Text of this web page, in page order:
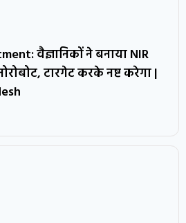
वैज्ञानिकों ने बनाया NIR
टारगेट करके नष्ट करेगा |